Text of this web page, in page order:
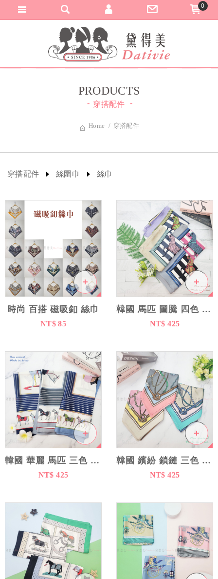
PRODUCTS
穿搭配件
Home 穿搭配件
熱銷預購
精緻飾品
流行飾品
卡通百貨
穿搭配件
帽子
絲圍巾
絲巾
圍巾
圍脖
手套
涼感防曬
居家百貨
穿搭配件 絲圍巾 絲巾
時尚 百搭 磁吸釦 絲巾
NT$ 85
韓國 馬匹 圖騰 四色 絲巾 - 韓國製造
NT$ 425
韓國 華麗 馬匹 三色 絲巾 - 韓國製造
NT$ 425
韓國 繽紛 鎖鏈 三色 絲巾 - 韓國製造
NT$ 425
0
匯款與轉帳通知
加入會員
登入會員
訂單查詢